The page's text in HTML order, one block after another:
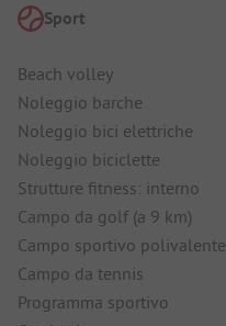
Sport
Beach volley
Noleggio barche
Noleggio bici elettriche
Noleggio biciclette
Strutture fitness: interno
Campo da golf (a 9 km)
Campo sportivo polivalente
Campo da tennis
Programma sportivo